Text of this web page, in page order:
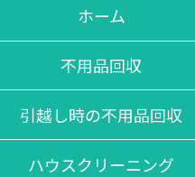
不当な追加料金等は一切掛
ホーム
不用品回収
引越し時の不用品回収
ハウスクリーニング